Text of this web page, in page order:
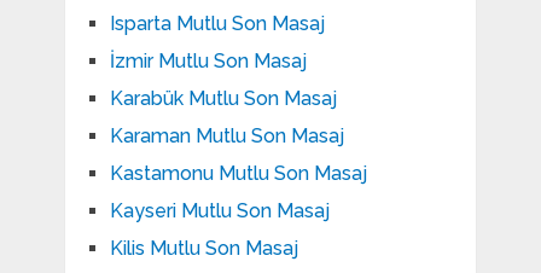
Isparta Mutlu Son Masaj
İzmir Mutlu Son Masaj
Karabük Mutlu Son Masaj
Karaman Mutlu Son Masaj
Kastamonu Mutlu Son Masaj
Kayseri Mutlu Son Masaj
Kilis Mutlu Son Masaj